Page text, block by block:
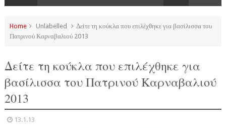
Home Unlabelled
Δείτε τη κούκλα που επιλέχθηκε για βασίλισσα του
Πατρινού Καρναβαλιού 2013
Δείτε τη κούκλα που επιλέχθηκε για
βασίλισσα του Πατρινού Καρναβαλιού
2013
13.1.13